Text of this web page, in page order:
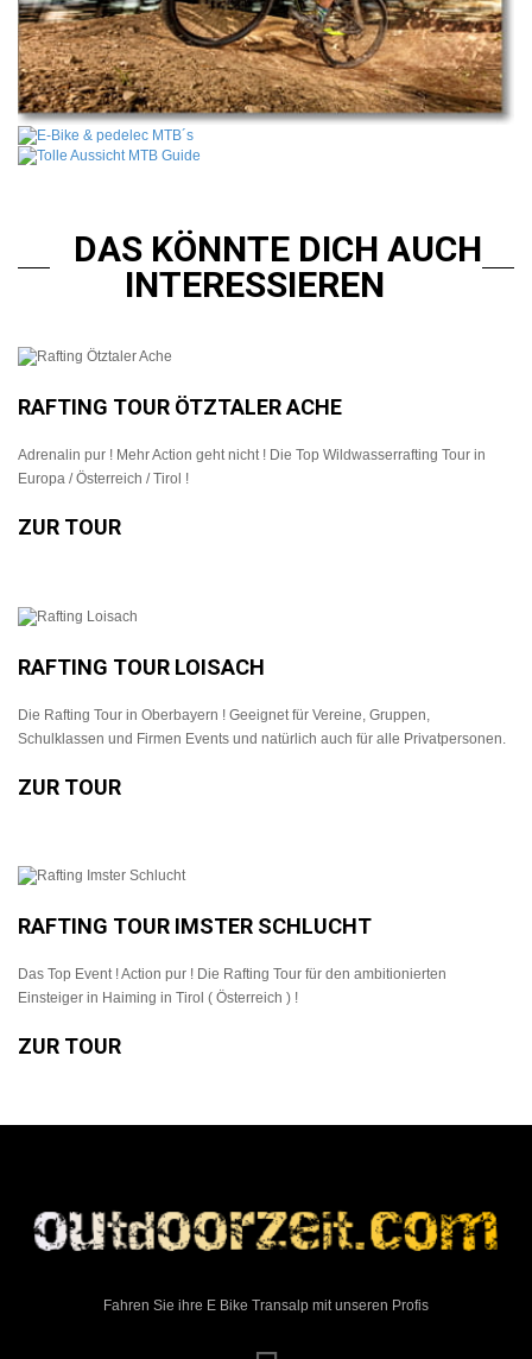
DAS KÖNNTE DICH AUCH
INTERESSIEREN
RAFTING TOUR ÖTZTALER ACHE
Adrenalin pur ! Mehr Action geht nicht ! Die Top Wildwasserrafting Tour in
Europa / Österreich / Tirol !
ZUR TOUR
RAFTING TOUR LOISACH
Die Rafting Tour in Oberbayern ! Geeignet für Vereine, Gruppen,
Schulklassen und Firmen Events und natürlich auch für alle Privatpersonen.
ZUR TOUR
RAFTING TOUR IMSTER SCHLUCHT
Das Top Event ! Action pur ! Die Rafting Tour für den ambitionierten
Einsteiger in Haiming in Tirol ( Österreich ) !
ZUR TOUR
Fahren Sie ihre E Bike Transalp mit unseren Profis